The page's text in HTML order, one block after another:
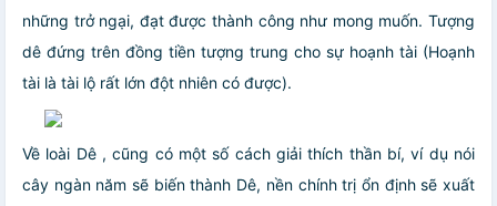
những trở ngại, đạt được thành công như mong muốn. Tượng
dê đứng trên đồng tiền tượng trung cho sự hoạnh tài (Hoạnh
tài là tài lộ rất lớn đột nhiên có được).
Về loài Dê , cũng có một số cách giải thích thần bí, ví dụ nói
cây ngàn năm sẽ biến thành Dê, nền chính trị ổn định sẽ xuất